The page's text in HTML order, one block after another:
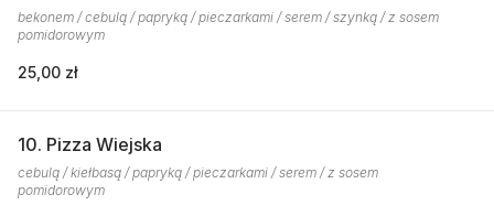
bekonem / cebulą / papryką / pieczarkami / serem / szynką / z sosem
pomidorowym
25,00 zł
10. Pizza Wiejska
cebulą / kiełbasą / papryką / pieczarkami / serem / z sosem
pomidorowym